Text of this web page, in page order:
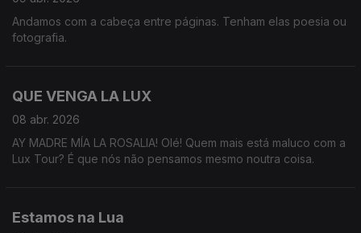
Andamos com a cabeça entre páginas. Tenham elas poesia ou
fotografia.
QUE VENGA LA LUX
08 abr. 2026
AY MADRE MÍA LA ROSALIA! Olé! Quem mais está maluco com a
Lux Tour? É que nós não pensamos mesmo noutra coisa.
Estamos na Lua